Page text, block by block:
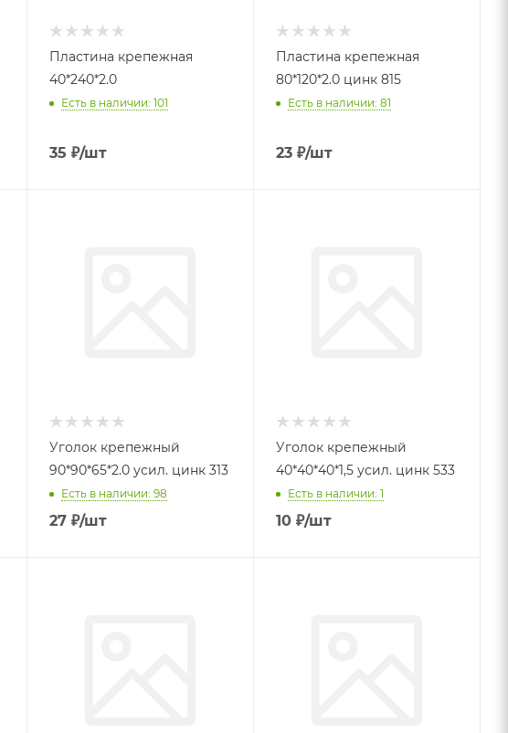
Пластина крепежная
40*240*2.0
Есть в наличии: 101
35 ₽/шт
Пластина крепежная
80*120*2.0 цинк 815
Есть в наличии: 81
23₽/шт
Уголок крепежный
90*90*65*2.0 усил. цинк 313
Есть в наличии: 98
27₽/шт
Уголок крепежный
40*40*40*1,5 усил. цинк 533
Есть в наличии: 1
10₽/шт